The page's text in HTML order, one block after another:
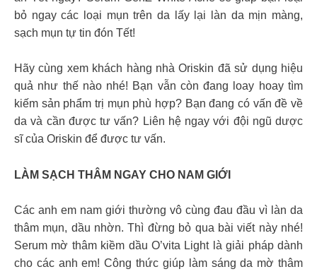
bỏ ngay các loại mụn trên da lấy lại làn da mịn màng,
sạch mụn tự tin đón Tết!
Hãy cùng xem khách hàng nhà Oriskin đã sử dụng hiệu
quả như thế nào nhé! Bạn vẫn còn đang loay hoay tìm
kiếm sản phẩm trị mụn phù hợp? Bạn đang có vấn đề về
da và cần được tư vấn? Liên hệ ngay với đội ngũ dược
sĩ của Oriskin để được tư vấn.
LÀM SẠCH THÂM NGAY CHO NAM GIỚI
Các anh em nam giới thường vô cùng đau đầu vì làn da
thâm mụn, dầu nhờn. Thì đừng bỏ qua bài viết này nhé!
Serum mờ thâm kiềm dầu O’vita Light là giải pháp dành
cho các anh em! Công thức giúp làm sáng da mờ thâm